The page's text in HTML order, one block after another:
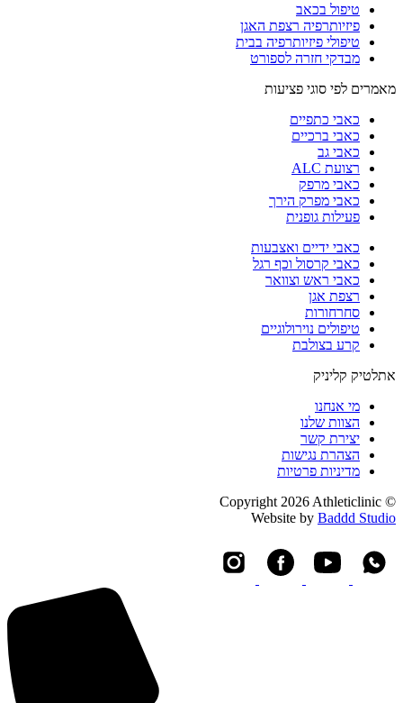
טיפול בכאב
פיזיותרפיה רצפת האגן
טיפולי פיזיותרפיה בבית
מבדקי חזרה לספורט
מאמרים לפי סוגי פציעות
כאבי כתפיים
כאבי ברכיים
כאבי גב
רצועת ALC
כאבי מרפק
כאבי מפרק הירך
פעילות גופנית
כאבי ידיים ואצבעות
כאבי קרסול וכף רגל
כאבי ראש וצוואר
רצפת אגן
סחרחורות
טיפולים נוירולוגיים
קרע בצולבת
אתלטיק קליניק
מי אנחנו
הצוות שלנו
יצירת קשר
הצהרת נגישות
מדיניות פרטיות
© Copyright 2026 Athleticlinic
Website by Baddd Studio